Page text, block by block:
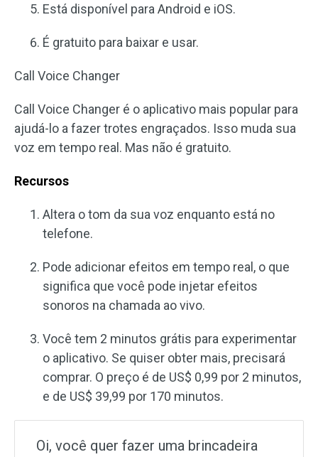
Está disponível para Android e iOS.
É gratuito para baixar e usar.
Call Voice Changer
Call Voice Changer é o aplicativo mais popular para
ajudá-lo a fazer trotes engraçados. Isso muda sua
voz em tempo real. Mas não é gratuito.
Recursos
Altera o tom da sua voz enquanto está no
telefone.
Pode adicionar efeitos em tempo real, o que
significa que você pode injetar efeitos
sonoros na chamada ao vivo.
Você tem 2 minutos grátis para experimentar
o aplicativo. Se quiser obter mais, precisará
comprar. O preço é de US$ 0,99 por 2 minutos,
e de US$ 39,99 por 170 minutos.
Oi, você quer fazer uma brincadeira